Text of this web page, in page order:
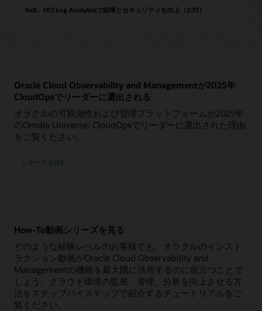
8x8、OCI Log Analyticsで効率とセキュリティを向上（2:37）
Oracle Cloud Observability and Managementが2025年
CloudOpsでリーダーに選出される
オラクルの可観測性および管理プラットフォームが2025年
のOmdia Universe: CloudOpsでリーダーに選出された理由
をご覧ください。
レポートを読む
How-To動画シリーズを見る
どのような経験レベルのお客様でも、オラクルのインスト
ラクション動画がOracle Cloud Observability and
Managementの機能を最大限に活用するのに役立つことで
しょう。クラウド環境の監視、管理、分析を向上させる方
法をステップバイステップで紹介するチュートリアルをご
覧ください。